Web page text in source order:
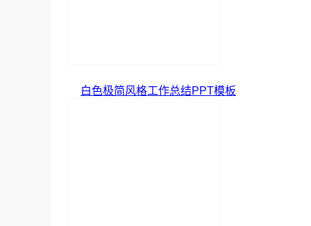
白色极简风格工作总结PPT模板